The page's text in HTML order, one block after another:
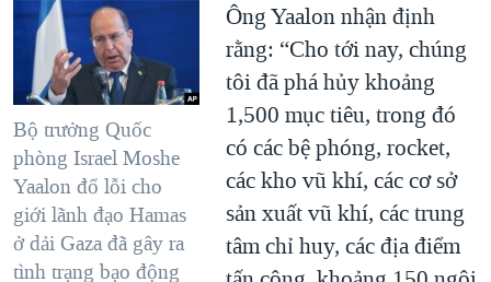
Bộ trưởng Quốc
phòng Israel Moshe
Yaalon đổ lỗi cho
giới lãnh đạo Hamas
ở dải Gaza đã gây ra
tình trạng bạo động
Ông Yaalon nhận định
rằng: “Cho tới nay, chúng
tôi đã phá hủy khoảng
1,500 mục tiêu, trong đó
có các bệ phóng, rocket,
các kho vũ khí, các cơ sở
sản xuất vũ khí, các trung
tâm chỉ huy, các địa điểm